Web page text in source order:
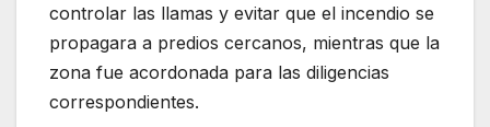
controlar las llamas y evitar que el incendio se
propagara a predios cercanos, mientras que la
zona fue acordonada para las diligencias
correspondientes.